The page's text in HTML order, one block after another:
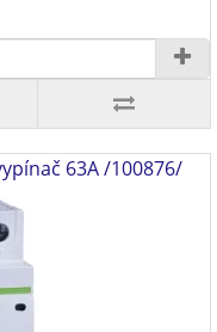
63A /100876/